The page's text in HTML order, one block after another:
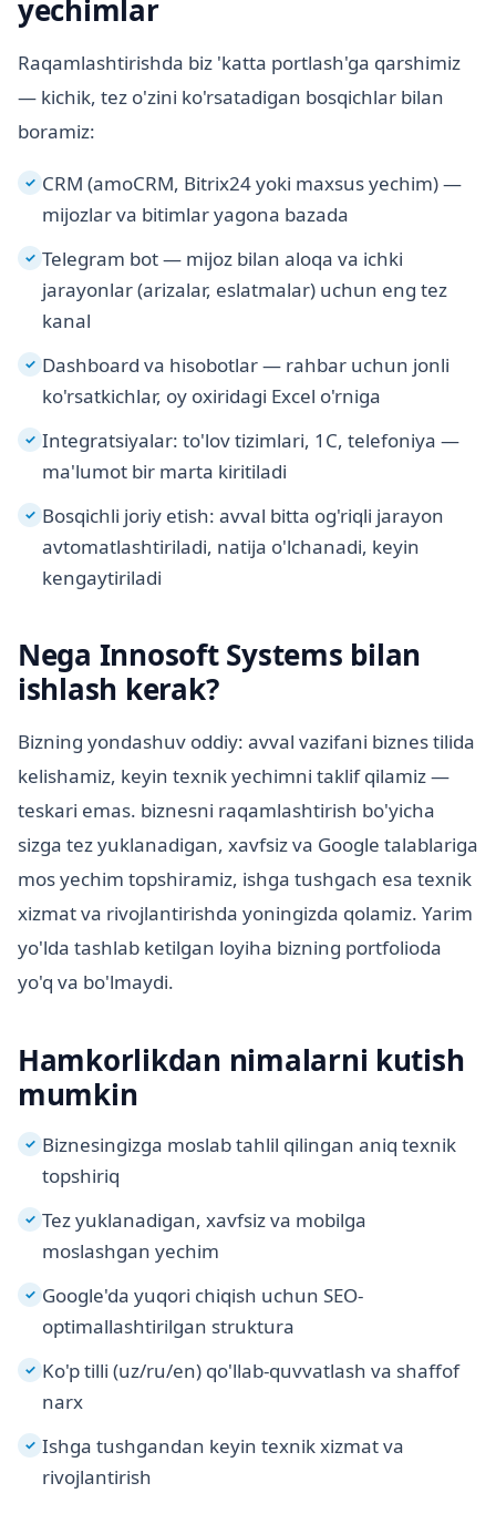
yechimlar
Raqamlashtirishda biz 'katta portlash'ga qarshimiz
— kichik, tez o'zini ko'rsatadigan bosqichlar bilan
boramiz:
✓ CRM (amoCRM, Bitrix24 yoki maxsus yechim) —
mijozlar va bitimlar yagona bazada
✓ Telegram bot — mijoz bilan aloqa va ichki
jarayonlar (arizalar, eslatmalar) uchun eng tez
kanal
✓ Dashboard va hisobotlar — rahbar uchun jonli
ko'rsatkichlar, oy oxiridagi Excel o'rniga
✓ Integratsiyalar: to'lov tizimlari, 1C, telefoniya —
ma'lumot bir marta kiritiladi
✓ Bosqichli joriy etish: avval bitta og'riqli jarayon
avtomatlashtiriladi, natija o'lchanadi, keyin
kengaytiriladi
Nega Innosoft Systems bilan
ishlash kerak?
Bizning yondashuv oddiy: avval vazifani biznes tilida
kelishamiz, keyin texnik yechimni taklif qilamiz —
teskari emas. biznesni raqamlashtirish bo'yicha
sizga tez yuklanadigan, xavfsiz va Google talablariga
mos yechim topshiramiz, ishga tushgach esa texnik
xizmat va rivojlantirishda yoningizda qolamiz. Yarim
yo'lda tashlab ketilgan loyiha bizning portfolioda
yo'q va bo'lmaydi.
Hamkorlikdan nimalarni kutish
mumkin
✓ Biznesingizga moslab tahlil qilingan aniq texnik
topshiriq
✓ Tez yuklanadigan, xavfsiz va mobilga
moslashgan yechim
✓ Google'da yuqori chiqish uchun SEO-
optimallashtirilgan struktura
✓ Ko'p tilli (uz/ru/en) qo'llab-quvvatlash va shaffof
narx
✓ Ishga tushgandan keyin texnik xizmat va
rivojlantirish